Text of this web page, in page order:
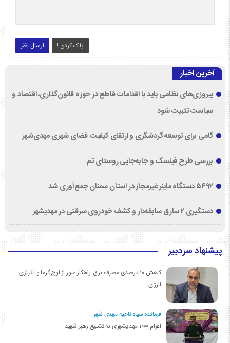
ارسال نظر پاک کردن !
آخرین اخبار
پیروزی‌های نظامی باید با اقدامات قاطع در حوزه قانون‌گذاری، اقتصاد و
سیاست تثبیت شود
گامی برای توسعه گردشگری و ارتقای کیفیت فضای شهری مهدی‌شهر
بررسی طرح فینسک و جابه‌جایی روستای تم
۵۴۹۲ دستگاه ماینر غیرمجاز در استان سمنان جمع‌آوری شد
دستگیری ۲ سارق سابقه‌دار و کشف خودروی سرقتی در مهدیشهر
پیشنهاد سردبیر
کاهش ۱۰ درصدی مصرف برق، راهکار عبور از اوج گرما و ناترازی
انرژی
فرمانده سپاه ناحیه مهدی شهر:
اعزام ۱۰۰۰ مهدیشهری به تشییع رهبر شهید